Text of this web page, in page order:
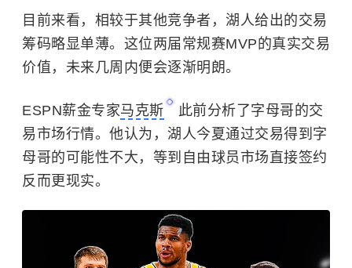
目前来看，相较于其他竞争者，湖人给出的交易
筹码略显单薄。这位两届常规赛MVP的真实交易
价值，未来几周内便会逐渐明朗。
ESPN薪金专家马克斯
此前分析了字母哥的交
易市场行情。他认为，湖人今夏通过交易得到字
母哥的可能性不大，等到自由球员市场直接签约
反而更现实。